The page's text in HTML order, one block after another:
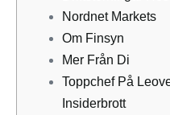
Nordnet Markets
Om Finsyn
Mer Från Di
Toppchef På
Insiderbrott